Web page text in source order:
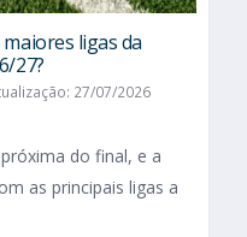
ligas da
27?
27/07/2026
do final, e a
as principais ligas a